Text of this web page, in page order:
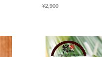
¥2,900